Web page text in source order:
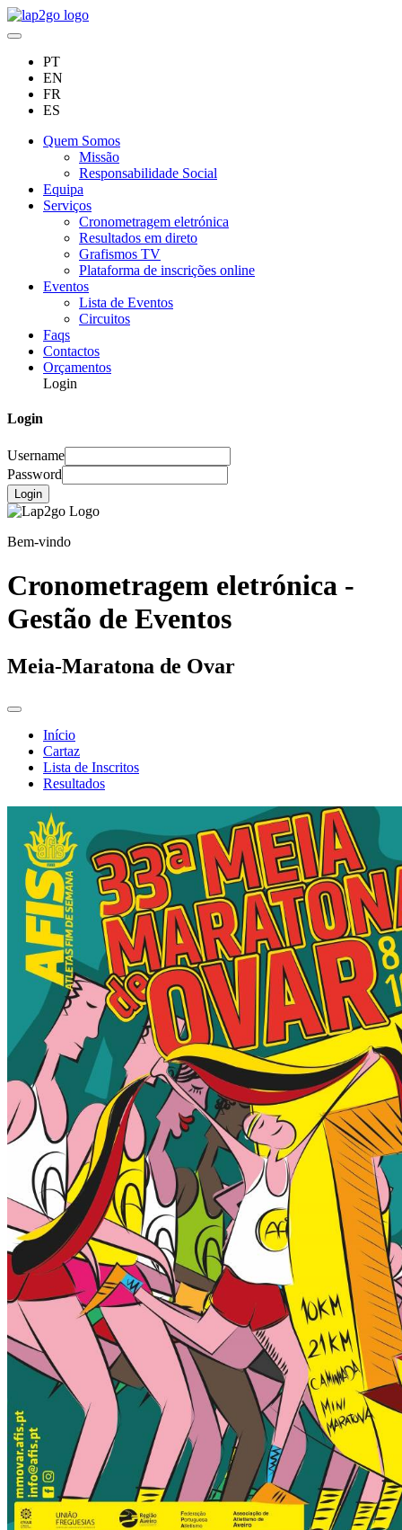
PT
EN
FR
ES
Quem Somos
Missão
Responsabilidade Social
Equipa
Serviços
Cronometragem eletrónica
Resultados em direto
Grafismos TV
Plataforma de inscrições online
Eventos
Lista de Eventos
Circuitos
Faqs
Contactos
Orçamentos
Login
Login
Username
Password
Login
Bem-vindo
Cronometragem eletrónica -
Gestão de Eventos
Meia-Maratona de Ovar
Início
Cartaz
Lista de Inscritos
Resultados